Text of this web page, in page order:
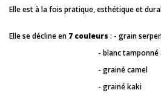
Elle est à la fois pratique, esthétique et
Elle se décline en 7 couleurs : - grain
- blanc tamponné
- grainé camel
- grainé kaki